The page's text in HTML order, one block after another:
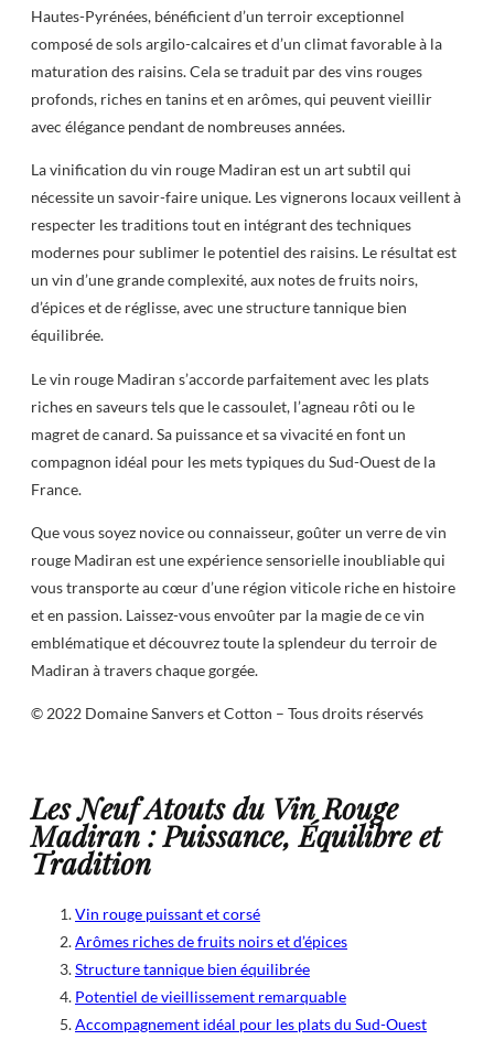
Hautes-Pyrénées, bénéficient d’un terroir exceptionnel
composé de sols argilo-calcaires et d’un climat favorable à la
maturation des raisins. Cela se traduit par des vins rouges
profonds, riches en tanins et en arômes, qui peuvent vieillir
avec élégance pendant de nombreuses années.
La vinification du vin rouge Madiran est un art subtil qui
nécessite un savoir-faire unique. Les vignerons locaux veillent à
respecter les traditions tout en intégrant des techniques
modernes pour sublimer le potentiel des raisins. Le résultat est
un vin d’une grande complexité, aux notes de fruits noirs,
d’épices et de réglisse, avec une structure tannique bien
équilibrée.
Le vin rouge Madiran s’accorde parfaitement avec les plats
riches en saveurs tels que le cassoulet, l’agneau rôti ou le
magret de canard. Sa puissance et sa vivacité en font un
compagnon idéal pour les mets typiques du Sud-Ouest de la
France.
Que vous soyez novice ou connaisseur, goûter un verre de vin
rouge Madiran est une expérience sensorielle inoubliable qui
vous transporte au cœur d’une région viticole riche en histoire
et en passion. Laissez-vous envoûter par la magie de ce vin
emblématique et découvrez toute la splendeur du terroir de
Madiran à travers chaque gorgée.
© 2022 Domaine Sanvers et Cotton – Tous droits réservés
Les Neuf Atouts du Vin Rouge
Madiran : Puissance, Équilibre et
Tradition
Vin rouge puissant et corsé
Arômes riches de fruits noirs et d’épices
Structure tannique bien équilibrée
Potentiel de vieillissement remarquable
Accompagnement idéal pour les plats du Sud-Ouest